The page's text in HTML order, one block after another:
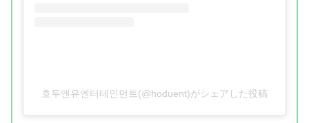
호두앤유엔터테인먼트(@hoduent)がシェアした投稿